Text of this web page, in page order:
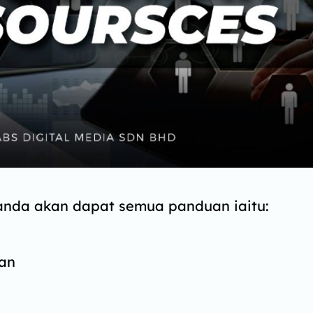
akan dapat semua panduan iaitu: